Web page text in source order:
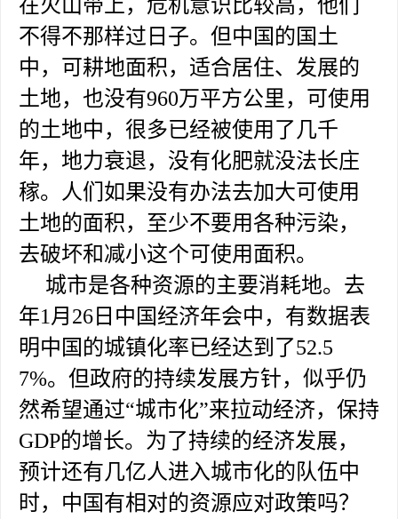
在火山带上，危机意识比较高，他们
不得不那样过日子。但中国的国土
中，可耕地面积，适合居住、发展的
土地，也没有960万平方公里，可使用
的土地中，很多已经被使用了几千
年，地力衰退，没有化肥就没法长庄
稼。人们如果没有办法去加大可使用
土地的面积，至少不要用各种污染，
去破坏和减小这个可使用面积。
城市是各种资源的主要消耗地。去
年1月26日中国经济年会中，有数据表
明中国的城镇化率已经达到了52.5
7%。但政府的持续发展方针，似乎仍
然希望通过“城市化”来拉动经济，保持
GDP的增长。为了持续的经济发展，
预计还有几亿人进入城市化的队伍中
时，中国有相对的资源应对政策吗？